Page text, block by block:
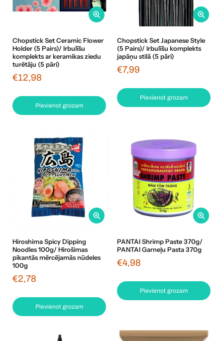
Chopstick Set Ceramic Flower
Holder (5 Pairs)/ Irbulīšu
komplekts ar keramikas ziedu
turētāju (5 pāri)
€12,98
Pievienot grozam
Chopstick Set Japanese Style
(5 Pairs)/ Irbulīšu komplekts
japāņu stilā (5 pāri)
€7,99
Pievienot grozam
Hiroshima Spicy Dipping
Noodles 100g/ Hirošimas
pikantās mērcējamās nūdeles
100g
€2,78
Pievienot grozam
PANTAI Shrimp Paste 370g/
PANTAI Garneļu Pasta 370g
€4,98
Pievienot grozam